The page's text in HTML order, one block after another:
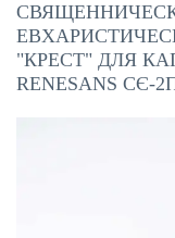
"КРЕСТ" ДЛЯ
RENESANS СЄ-